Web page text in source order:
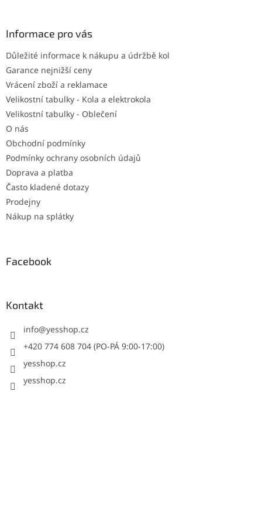
Informace pro vás
Důležité informace k nákupu a údržbě kol
Garance nejnižší ceny
Vrácení zboží a reklamace
Velikostní tabulky - Kola a elektrokola
Velikostní tabulky - Oblečení
O nás
Obchodní podmínky
Podmínky ochrany osobních údajů
Doprava a platba
Často kladené dotazy
Prodejny
Nákup na splátky
Facebook
Kontakt
info@yesshop.cz
+420 774 608 704 (PO-PÁ 9:00-17:00)
yesshop.cz
yesshop.cz